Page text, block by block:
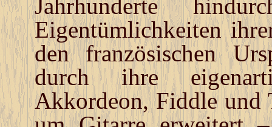
Jahrhunderte
Eigentümlichkeiten
den französischen
durch ihre
Akkordeon, Fiddle und